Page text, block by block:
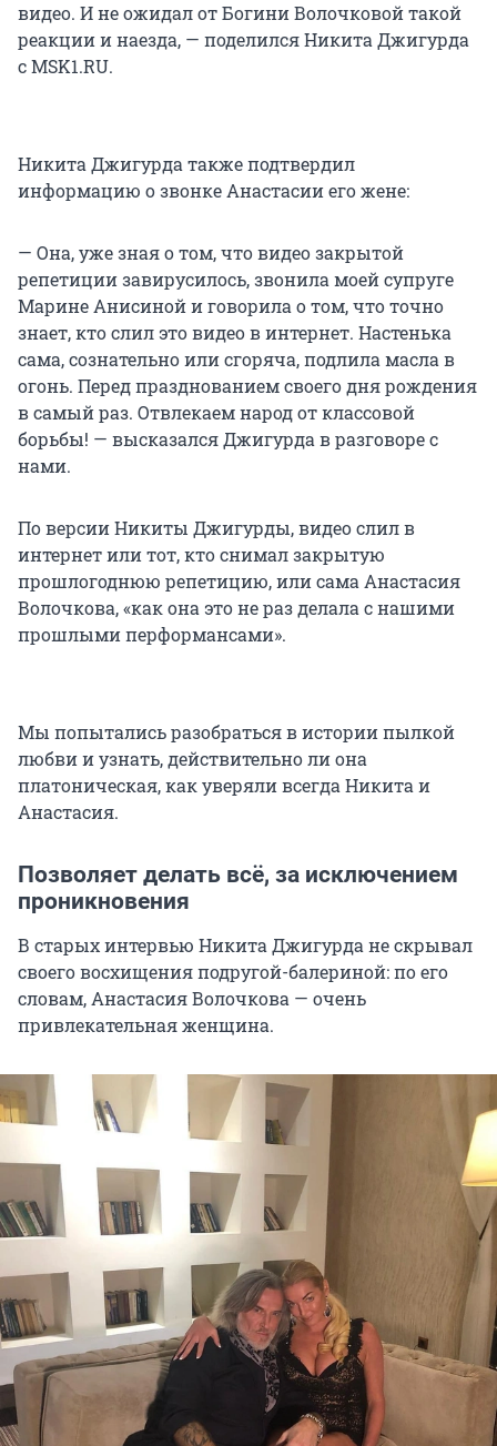
видео. И не ожидал от Богини Волочковой такой
реакции и наезда, — поделился Никита Джигурда
с MSK1.RU.
Никита Джигурда также подтвердил
информацию о звонке Анастасии его жене:
— Она, уже зная о том, что видео закрытой
репетиции завирусилось, звонила моей супруге
Марине Анисиной и говорила о том, что точно
знает, кто слил это видео в интернет. Настенька
сама, сознательно или сгоряча, подлила масла в
огонь. Перед празднованием своего дня рождения
в самый раз. Отвлекаем народ от классовой
борьбы! — высказался Джигурда в разговоре с
нами.
По версии Никиты Джигурды, видео слил в
интернет или тот, кто снимал закрытую
прошлогоднюю репетицию, или сама Анастасия
Волочкова, «как она это не раз делала с нашими
прошлыми перформансами».
Мы попытались разобраться в истории пылкой
любви и узнать, действительно ли она
платоническая, как уверяли всегда Никита и
Анастасия.
Позволяет делать всё, за исключением
проникновения
В старых интервью Никита Джигурда не скрывал
своего восхищения подругой-балериной: по его
словам, Анастасия Волочкова — очень
привлекательная женщина.